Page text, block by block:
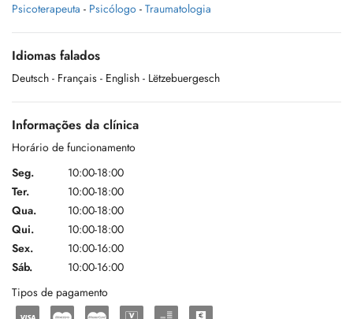
Psicoterapeuta - Psicólogo - Traumatologia
Idiomas falados
Deutsch - Français - English - Lëtzebuergesch
Informações da clínica
Horário de funcionamento
Seg.
10:00-18:00
Ter.
10:00-18:00
Qua.
10:00-18:00
Qui.
10:00-18:00
Sex.
10:00-16:00
Sáb.
10:00-16:00
Tipos de pagamento